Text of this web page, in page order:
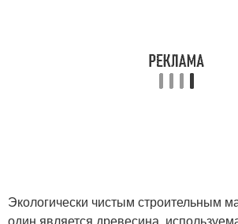
Экологически чистым строительным
один является древесина,